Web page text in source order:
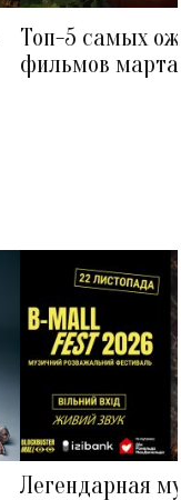
Топ-5 самых
фильмов
Легендарная